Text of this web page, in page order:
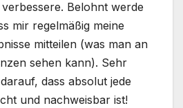
Belohnt werde
mir regelmäßig meine
mitteilen (was man an
sehen kann). Sehr
dass absolut jede
und nachweisbar ist!